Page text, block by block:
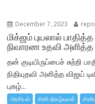
December 7, 2023
மிக்ஜம் புயலால் பாதித்த
நிவாரண உதவி அளித்த
தன் குடியிருப்பைச் சுற்றி
நிதியுதவி அளித்த விஜய்
புகழ்...
அரசியல் சினி-நிகழ்வுகள்